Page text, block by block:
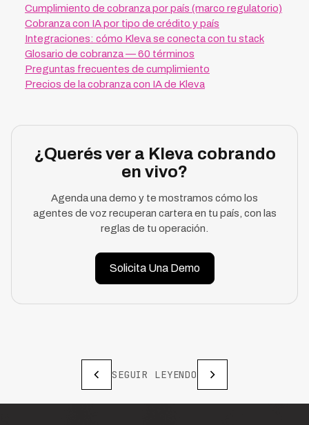
Cumplimiento de cobranza por país (marco regulatorio)
Cobranza con IA por tipo de crédito y país
Integraciones: cómo Kleva se conecta con tu stack
Glosario de cobranza — 60 términos
Preguntas frecuentes de cumplimiento
Precios de la cobranza con IA de Kleva
¿Querés ver a Kleva cobrando
en vivo?
Agenda una demo y te mostramos cómo los
agentes de voz recuperan cartera en tu país, con las
reglas de tu operación.
Solicita Una Demo
SEGUIR LEYENDO